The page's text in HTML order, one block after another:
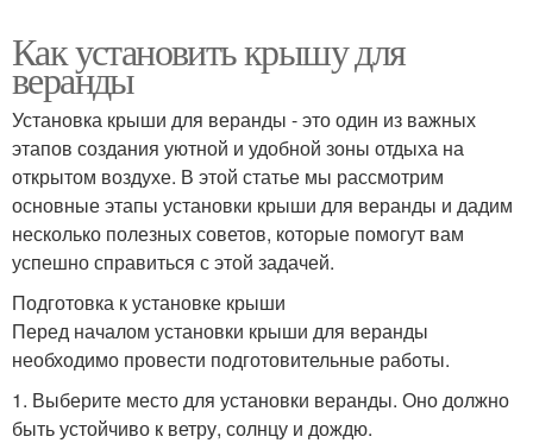
Как установить крышу для
веранды
Установка крыши для веранды - это один из важных
этапов создания уютной и удобной зоны отдыха на
открытом воздухе. В этой статье мы рассмотрим
основные этапы установки крыши для веранды и дадим
несколько полезных советов, которые помогут вам
успешно справиться с этой задачей.
Подготовка к установке крыши
Перед началом установки крыши для веранды
необходимо провести подготовительные работы.
1. Выберите место для установки веранды. Оно должно
быть устойчиво к ветру, солнцу и дождю.